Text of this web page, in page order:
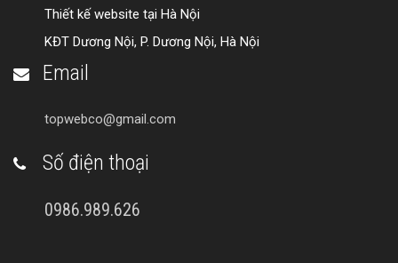
Thiết kế website tại Hà Nội
KĐT Dương Nội, P. Dương Nội, Hà Nội
Email
topwebco@gmail.com
Số điện thoại
0986.989.626